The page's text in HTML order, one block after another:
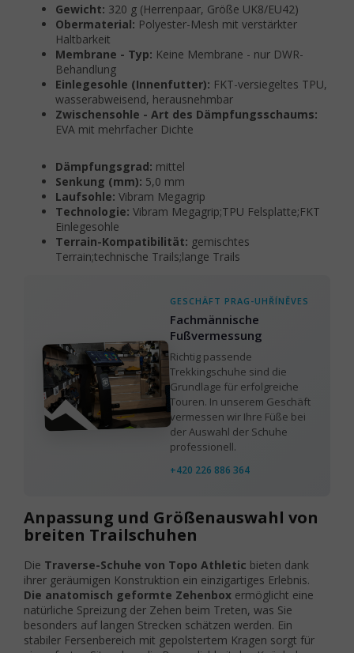
Gewicht: 320 g (Herrenpaar, Größe UK8/EU42)
Obermaterial: Polyester-Mesh mit verstärkter
Haltbarkeit
Membrane - Typ: Keine Membrane - nur DWR-
Behandlung
Einlegesohle (Innenfutter): FKT-versiegeltes TPU,
wasserabweisend, herausnehmbar
Zwischensohle - Art des Dämpfungsschaums:
EVA mit mehrfacher Dichte
Dämpfungsgrad: mittel
Senkung (mm): 5,0 mm
Laufsohle: Vibram Megagrip
Technologie: Vibram Megagrip;TPU Felsplatte;FKT
Einlegesohle
Terrain-Kompatibilität: gemischtes
Terrain;technische Trails;lange Trails
GESCHÄFT PRAG-UHŘÍNĚVES
Fachmännische
Fußvermessung
Richtig passende
Trekkingschuhe sind die
Grundlage für erfolgreiche
Touren. In unserem Geschäft
vermessen wir Ihre Füße bei
der Auswahl der Schuhe
professionell.
+420 226 886 364
Anpassung und Größenauswahl von
breiten Trailschuhen
Die Traverse-Schuhe von Topo Athletic bieten dank
ihrer geräumigen Konstruktion ein einzigartiges Erlebnis.
Die anatomisch geformte Zehenbox ermöglicht eine
natürliche Spreizung der Zehen beim Treten, was Sie
besonders auf langen Strecken schätzen werden. Ein
stabiler Fersenbereich mit gepolstertem Kragen sorgt für